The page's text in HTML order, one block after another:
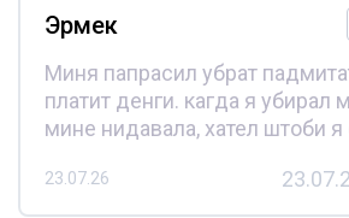
Эрмек
Миня папрасил убрат
платит денги. кагда я убирал
мине нидавала, хател штоби я
23.07.26